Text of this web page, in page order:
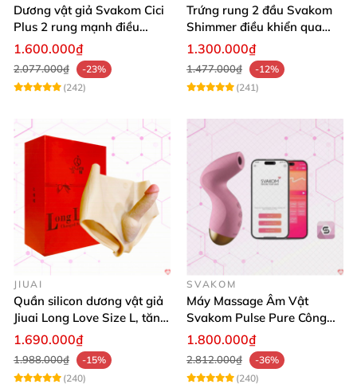
Dương vật giả Svakom Cici
Plus 2 rung mạnh điều
khiển App an toàn
1.600.000₫
2.077.000₫
-23%
(242)
Trứng rung 2 đầu Svakom
Shimmer điều khiển qua
App siêu kích thích
1.300.000₫
1.477.000₫
-12%
(241)
JIUAI
Quần silicon dương vật giả
Jiuai Long Love Size L, tăng
khoái cảm, giá tốt
1.690.000₫
1.988.000₫
-15%
(240)
SVAKOM
Máy Massage Âm Vật
Svakom Pulse Pure Công
Nghệ Sóng Âm Hút Mạnh
1.800.000₫
2.812.000₫
-36%
(240)